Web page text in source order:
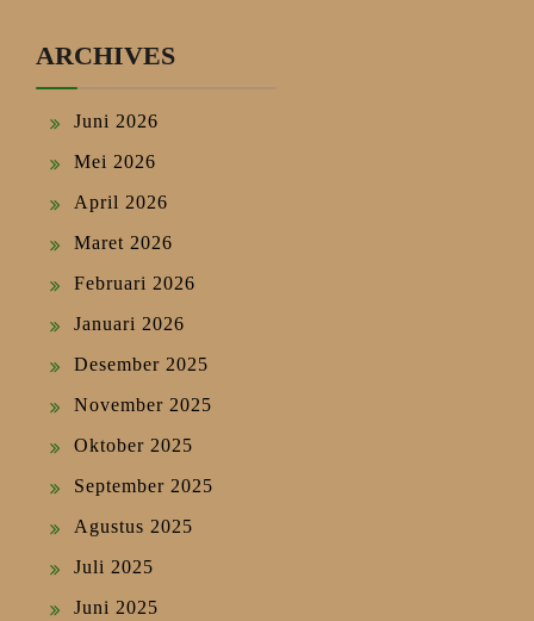
ARCHIVES
Juni 2026
Mei 2026
April 2026
Maret 2026
Februari 2026
Januari 2026
Desember 2025
November 2025
Oktober 2025
September 2025
Agustus 2025
Juli 2025
Juni 2025